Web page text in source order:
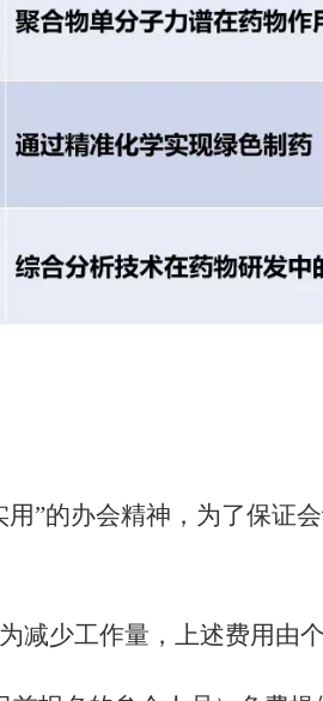
用”的办会精神，为了保证
减少工作量，上述费用由